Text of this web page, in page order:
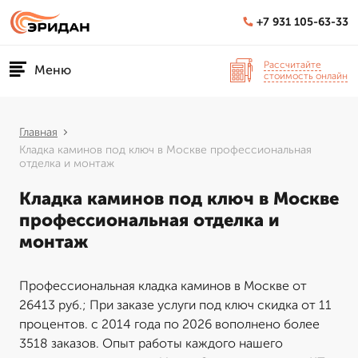
+7 931 105-63-33
Меню
Рассчитайте
стоимость онлайн
Главная
Кладка каминов под ключ в Москве профессиональная
отделка и монтаж
Кладка каминов под ключ в Москве
профессиональная отделка и
монтаж
Профессиональная кладка каминов в Москве от
26413 руб.; При заказе услуги под ключ скидка от 11
процентов. с 2014 года по 2026 вополнено более
3518 заказов. Опыт работы каждого нашего